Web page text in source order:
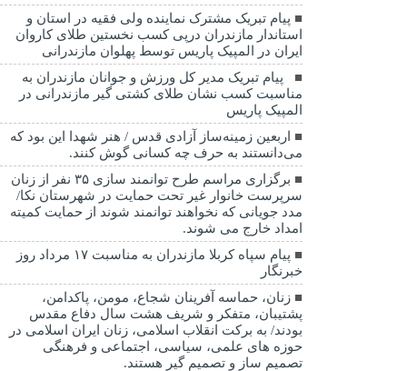
پیام تبریک مشترک نماینده ولی فقیه در استان و
استاندار مازندران درپی کسب نخستین طلای کاروان
ایران در المپیک پاریس توسط پهلوان مازندرانی
‍ ‍ پیام تبریک مدیر کل ورزش و جوانان مازندران به
مناسبت کسب نشان طلای کشتی گیر مازندرانی در
المپیک پاریس
اربعین زمینه‌ساز آزادی قدس / هنر شهدا این بود که
می‌دانستند به حرف چه کسانی گوش کنند.
برگزاری مراسم طرح توانمند سازی ۳۵ نفر از زنان
سرپرست خانوار غیر تحت حمایت در شهرستان نکا/
مدد جویانی که نخواهند توانمند شوند از حمایت کمیته
امداد خارج می شوند.
پیام سپاه کربلا مازندران به مناسبت ۱۷ مرداد روز
خبرنگار
زنان، حماسه آفرینان شجاع، مومن، پاکدامن،
پشتیبان، متفکر و شریف هشت سال دفاع مقدس
بودند/ به برکت انقلاب اسلامی، زنان ایران اسلامی در
حوزه های علمی، سیاسی، اجتماعی و فرهنگی
تصمیم ساز و تصمیم گیر هستند.